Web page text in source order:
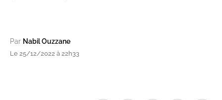
Par Nabil Ouzzane
Le 25/12/2022 à 22h33